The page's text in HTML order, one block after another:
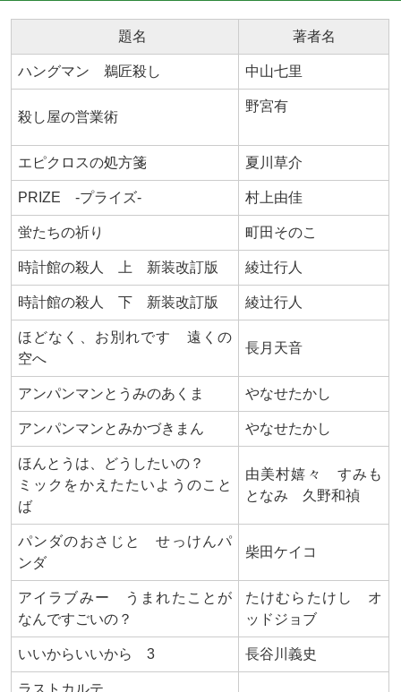
題名 著者名
ハングマン 鵜匠殺し 中山七里
殺し屋の営業術
野宮有
エピクロスの処方箋 夏川草介
PRIZE -プライズ- 村上由佳
蛍たちの祈り 町田そのこ
時計館の殺人 上 新装改訂版 綾辻行人
時計館の殺人 下 新装改訂版 綾辻行人
ほどなく、お別れです 遠くの
空へ
長月天音
アンパンマンとうみのあくま やなせたかし
アンパンマンとみかづきまん やなせたかし
ほんとうは、どうしたいの？
ミックをかえたたいようのこと
ば
由美村嬉々 すみも
となみ 久野和禎
パンダのおさじと せっけんパ
ンダ
柴田ケイコ
アイラブみー うまれたことが
なんですごいの？
たけむらたけし オ
ッドジョブ
いいからいいから 3 長谷川義史
ラストカルテ